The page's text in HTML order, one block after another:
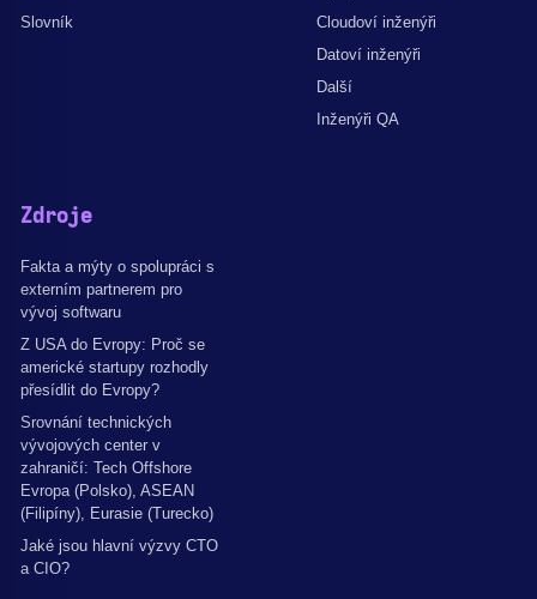
Slovník
Cloudoví inženýři
Datoví inženýři
Další
Inženýři QA
Zdroje
Fakta a mýty o spolupráci s
externím partnerem pro
vývoj softwaru
Z USA do Evropy: Proč se
americké startupy rozhodly
přesídlit do Evropy?
Srovnání technických
vývojových center v
zahraničí: Tech Offshore
Evropa (Polsko), ASEAN
(Filipíny), Eurasie (Turecko)
Jaké jsou hlavní výzvy CTO
a CIO?